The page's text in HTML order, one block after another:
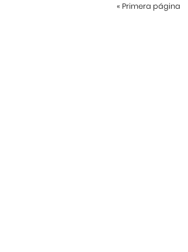
« Primera página